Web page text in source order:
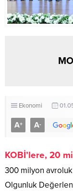
Ekonomi
A+ A-
KOBİ’lere, 20
300 milyon
Olgunluk